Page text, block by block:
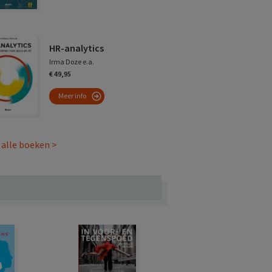
HR-analytics
Irma Doze e.a.
€ 49,95
Meer info
boeken >